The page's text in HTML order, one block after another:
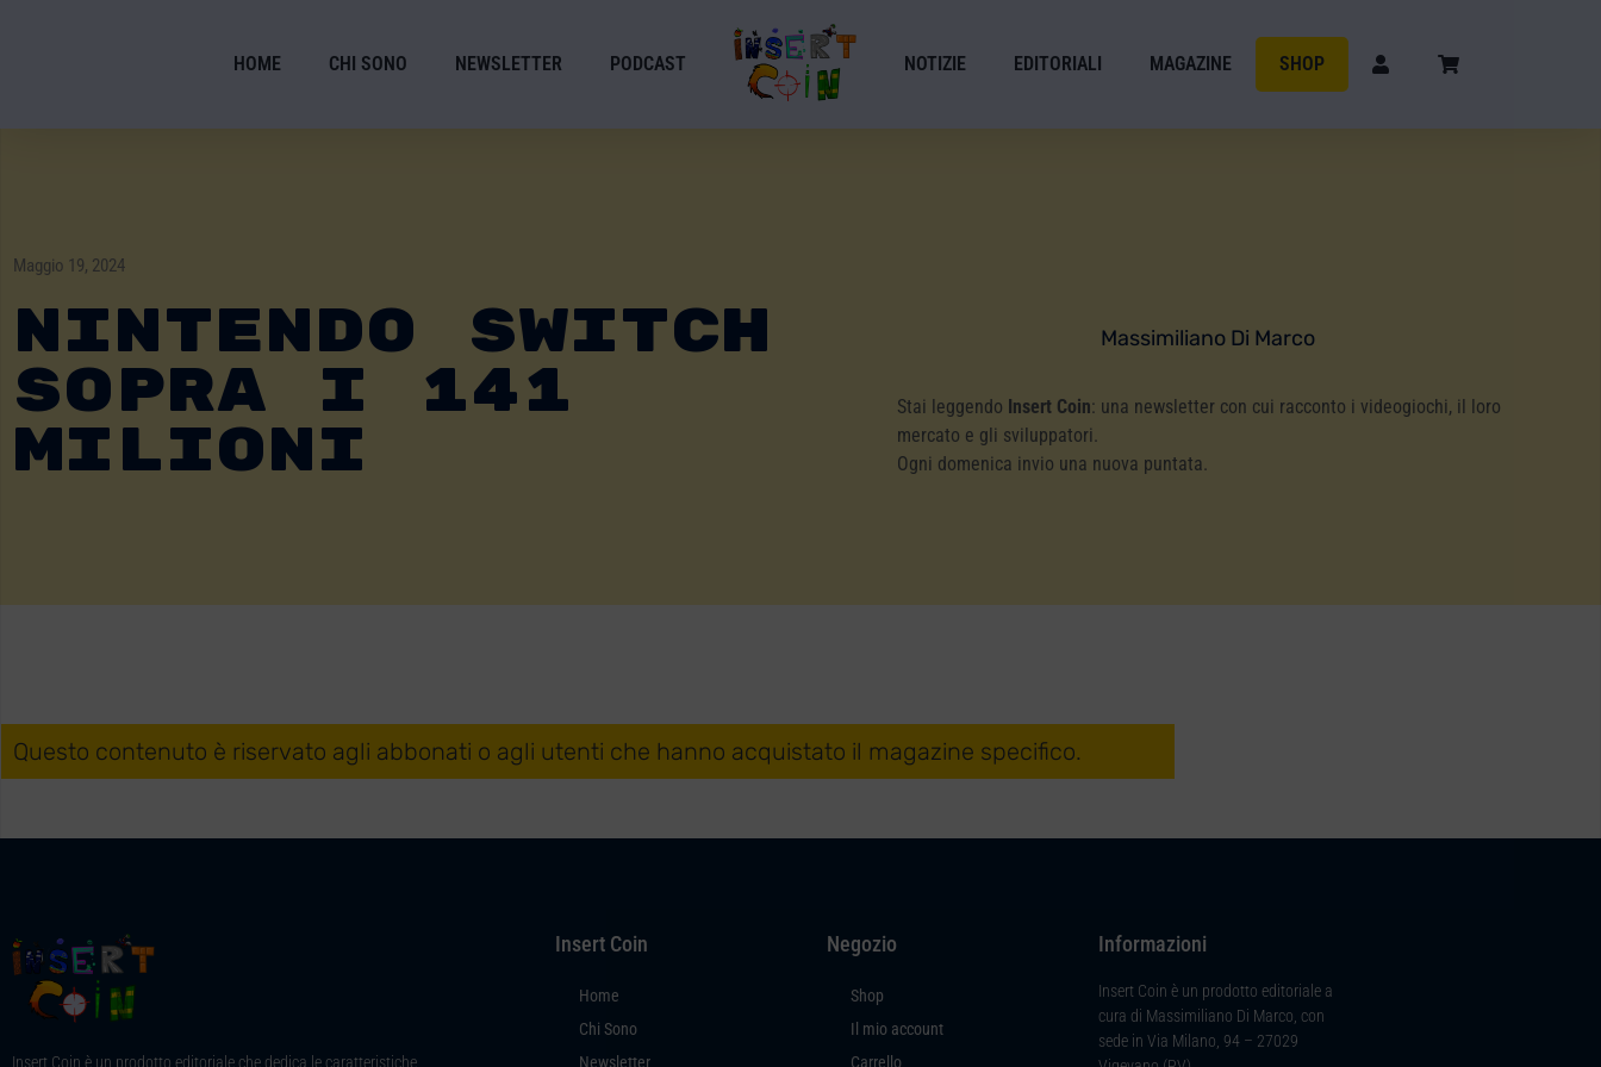
HOME CHI SONO NEWSLETTER PODCAST NOTIZIE EDITORIALI MAGAZINE SHOP
Maggio 19, 2024
Nintendo Switch
Sopra I 141
Milioni
Massimiliano Di Marco
Stai leggendo Insert Coin: una newsletter con cui racconto i videogiochi, il loro
mercato e gli sviluppatori.
Ogni domenica invio una nuova puntata.
Questo contenuto è riservato agli abbonati o agli utenti che hanno acquistato il magazine specifico.
Insert Coin è un prodotto editoriale che dedica le caratteristiche
Insert Coin
Home
Chi Sono
Newsletter
Negozio
Shop
Il mio account
Carrello
Informazioni
Insert Coin è un prodotto editoriale a
cura di Massimiliano Di Marco, con
sede in Via Milano, 94 – 27029